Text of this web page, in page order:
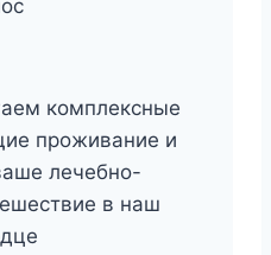
комплексные
проживание и
лечебно-
в наш